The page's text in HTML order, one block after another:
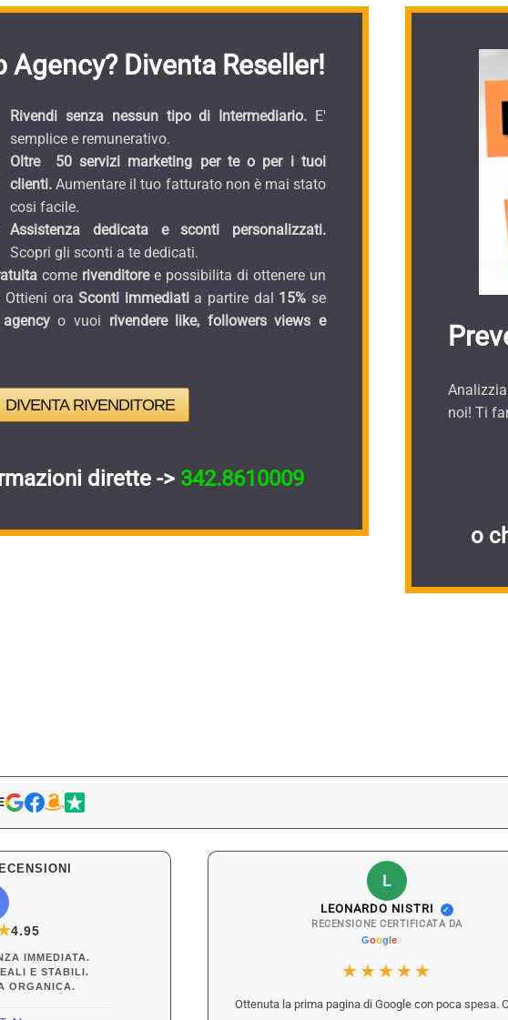
Agency? Diventa Reseller!
Rivendi senza nessun tipo di Intermediario. E'
semplice e remunerativo.
Oltre 50 servizi marketing per te o per i tuoi
clienti. Aumentare il tuo fatturato non è mai stato
cosi facile.
Assistenza dedicata e sconti personalizzati.
Scopri gli sconti a te dedicati.
come rivenditoree possibilita di ottenere un
Ottieni oraSconti immediati a partire dal 15% se
o vuoi rivendere like, followers views e
DIVENTA RIVENDITORE
dirette -> 342.8610009
noi! Ti
o
4.95
IMMEDIATA.
E STABILI.
ORGANICA.
L
LEONARDO NISTRI ✓
RECENSIONE CERTIFICATA DA
★★★★★
Ottenuta la prima pagina di Google con poca spesa.